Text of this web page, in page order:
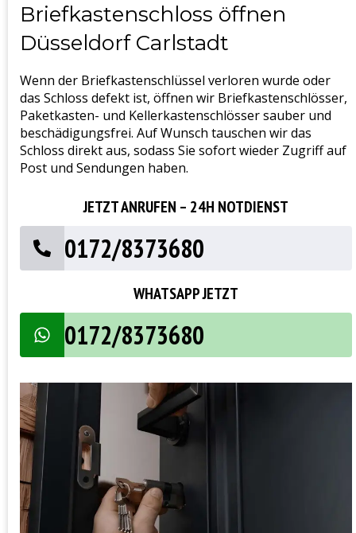
Briefkastenschloss öffnen
Düsseldorf Carlstadt
Wenn der Briefkastenschlüssel verloren wurde oder
das Schloss defekt ist, öffnen wir Briefkastenschlösser,
Paketkasten- und Kellerkastenschlösser sauber und
beschädigungsfrei. Auf Wunsch tauschen wir das
Schloss direkt aus, sodass Sie sofort wieder Zugriff auf
Post und Sendungen haben.
JETZT ANRUFEN – 24H NOTDIENST
0172/8373680
WHATSAPP JETZT
0172/8373680